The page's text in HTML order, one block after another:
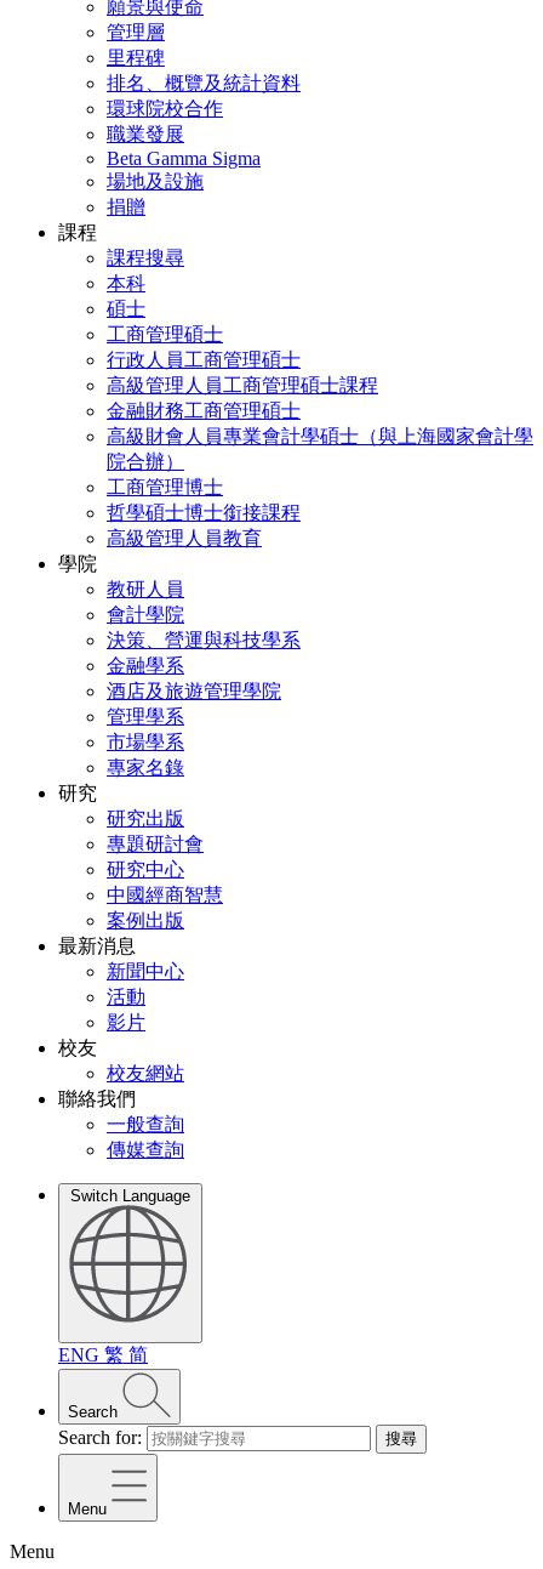
願景與使命
管理層
里程碑
排名、概覽及統計資料
環球院校合作
職業發展
Beta Gamma Sigma
場地及設施
捐贈
課程
課程搜尋
本科
碩士
工商管理碩士
行政人員工商管理碩士
高級管理人員工商管理碩士課程
金融財務工商管理碩士
高級財會人員專業會計學碩士（與上海國家會計學
院合辦）
工商管理博士
哲學碩士博士銜接課程
高級管理人員教育
學院
教研人員
會計學院
決策、營運與科技學系
金融學系
酒店及旅遊管理學院
管理學系
市場學系
專家名錄
研究
研究出版
專題研討會
研究中心
中國經商智慧
案例出版
最新消息
新聞中心
活動
影片
校友
校友網站
聯絡我們
一般查詢
傳媒查詢
Switch Language
ENG 繁 简
Search
Search for: 搜尋
Menu
Menu